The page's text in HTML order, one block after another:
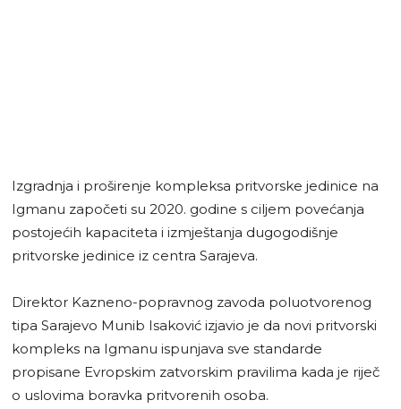
Izgradnja i proširenje kompleksa pritvorske jedinice na
Igmanu započeti su 2020. godine s ciljem povećanja
postojećih kapaciteta i izmještanja dugogodišnje
pritvorske jedinice iz centra Sarajeva.
Direktor Kazneno-popravnog zavoda poluotvorenog
tipa Sarajevo Munib Isaković izjavio je da novi pritvorski
kompleks na Igmanu ispunjava sve standarde
propisane Evropskim zatvorskim pravilima kada je riječ
o uslovima boravka pritvorenih osoba.